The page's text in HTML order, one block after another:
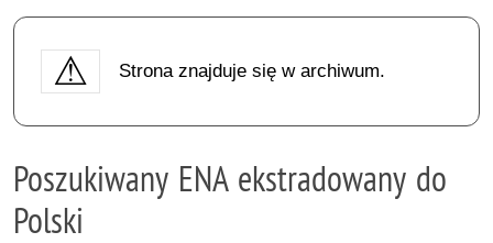
Strona znajduje się w archiwum.
Poszukiwany ENA ekstradowany do
Polski